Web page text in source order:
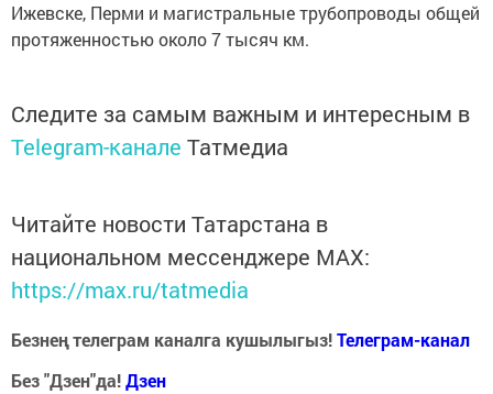
Ижевске, Перми и магистральные трубопроводы общей
протяженностью около 7 тысяч км.
Следите за самым важным и интересным в
Telegram-канале Татмедиа
Читайте новости Татарстана в
национальном мессенджере MАХ:
https://max.ru/tatmedia
Безнең телеграм каналга кушылыгыз!Телеграм-канал
Без "Дзен"да!Дзен